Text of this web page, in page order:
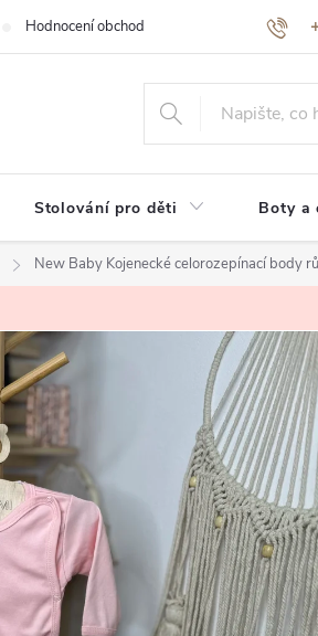
Hodnocení obchodu Jak nakupovat
Stolování pro děti Boty a
New Baby Kojenecké celorozepínací body